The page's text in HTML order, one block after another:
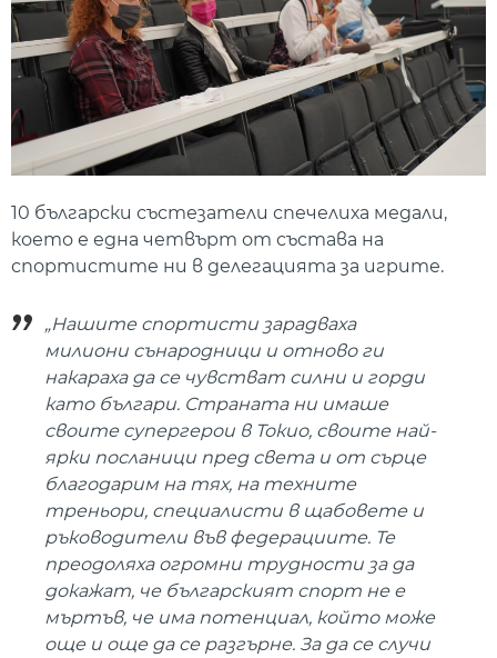
10 български състезатели спечелиха медали,
което е една четвърт от състава на
спортистите ни в делегацията за игрите.
„Нашите спортисти зарадваха
милиони сънародници и отново ги
накараха да се чувстват силни и горди
като българи. Страната ни имаше
своите супергерои в Токио, своите най-
ярки посланици пред света и от сърце
благодарим на тях, на техните
треньори, специалисти в щабовете и
ръководители във федерациите. Те
преодоляха огромни трудности за да
докажат, че българският спорт не е
мъртъв, че има потенциал, който може
още и още да се разгърне. За да се случи